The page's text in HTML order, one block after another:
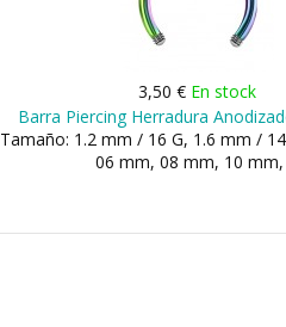
3,50 € En stock
Barra Piercing Herradura
Tamaño: 1.2 mm / 16 G, 1.6 mm /
06 mm, 08 mm, 10 mm,